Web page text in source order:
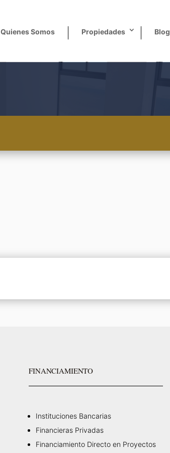
Quienes Somos Propiedades Blog
FINANCIAMIENTO
Instituciones Bancarias
Financieras Privadas
Financiamiento Directo en Proyectos